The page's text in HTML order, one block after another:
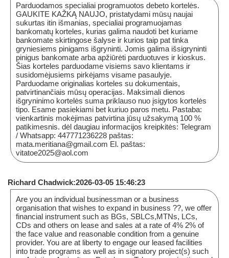
Parduodamos specialiai programuotos debeto kortelės.
GAUKITE KAŽKĄ NAUJO, pristatydami mūsų naujai
sukurtas itin išmanias, specialiai programuojamas
bankomatų korteles, kurias galima naudoti bet kuriame
bankomate skirtingose ​​šalyse ir kurios taip pat tinka
gryniesiems pinigams išgryninti. Jomis galima išsigryninti
pinigus bankomate arba apžiūrėti parduotuves ir kioskus.
Šias korteles parduodame visiems savo klientams ir
susidomėjusiems pirkėjams visame pasaulyje.
Parduodame originalias korteles su dokumentais,
patvirtinančiais mūsų operacijas. Maksimali dienos
išgryninimo kortelės suma priklauso nuo įsigytos kortelės
tipo. Esame pasiekiami bet kuriuo paros metu. Pastaba:
vienkartinis mokėjimas patvirtina jūsų užsakymą 100 %
patikimesnis. dėl daugiau informacijos kreipkitės: Telegram
/ Whatsapp: 447771236228 paštas:
mata.meritiana@gmail.com El. paštas:
vitatoe2025@aol.com
Richard Chadwick:2026-03-05 15:46:23
Are you an individual businessman or a business
organisation that wishes to expand in business ??, we offer
financial instrument such as BGs, SBLCs,MTNs, LCs,
CDs and others on lease and sales at a rate of 4% 2% of
the face value and reasonable condition from a genuine
provider. You are at liberty to engage our leased facilities
into trade programs as well as in signatory project(s) such